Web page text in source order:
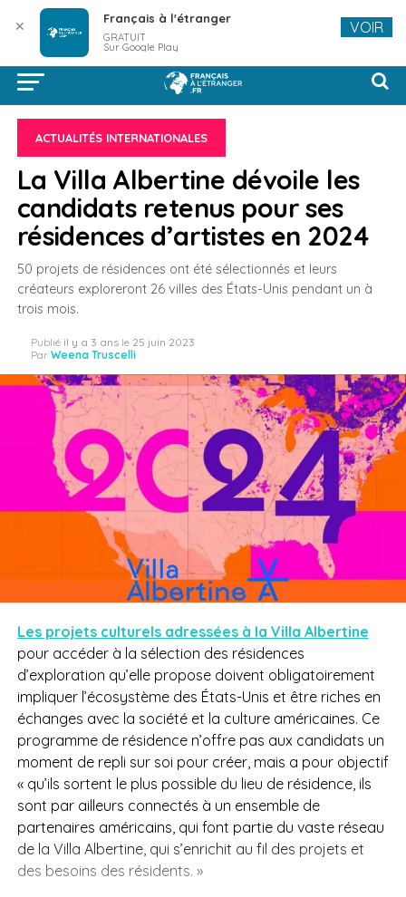
ACTUALITÉS INTERNATIONALES
La Villa Albertine dévoile les
candidats retenus pour ses
résidences d’artistes en 2024
50 projets de résidences ont été sélectionnés et leurs
créateurs exploreront 26 villes des États-Unis pendant un à
trois mois.
Publié il y a 3 ans le 25 juin 2023
Par Weena Truscelli
Les projets culturels adressées à la Villa Albertine
pour accéder à la sélection des résidences
d’exploration qu’elle propose doivent obligatoirement
impliquer l’écosystème des États-Unis et être riches en
échanges avec la société et la culture américaines. Ce
programme de résidence n’offre pas aux candidats un
moment de repli sur soi pour créer, mais a pour objectif
« qu’ils sortent le plus possible du lieu de résidence, ils
sont par ailleurs connectés à un ensemble de
partenaires américains, qui font partie du vaste réseau
de la Villa Albertine, qui s’enrichit au fil des projets et
des besoins des résidents. »
✕ Français à l'étranger
GRATUIT
Sur Google Play
VOIR